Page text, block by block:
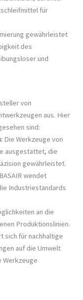
für
gewährleistet
des
und
von
aus. Hier
sind:
Die Werkzeuge von
ausgestattet, die
gewährleistet.
BASAIR wendet
Industriestandards
an die
Produktionslinien.
sich für nachhaltige
auf die Umwelt
Werkzeuge